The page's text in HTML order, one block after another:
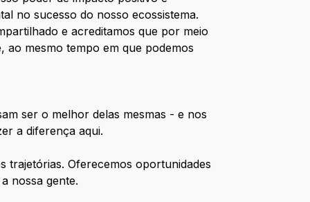
no sucesso do nosso ecossistema.
e acreditamos que por meio
ao mesmo tempo em que podemos
ser o melhor delas mesmas - e nos
a diferença aqui.
trajetórias. Oferecemos oportunidades
nossa gente.